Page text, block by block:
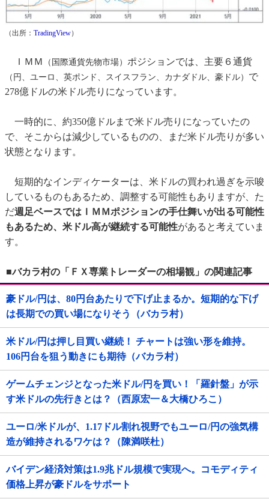
（出所： TradingView）
ＩＭＭ （国際通貨先物市場） ポジションでは、主要６通貨
（円、ユーロ、英ポンド、スイスフラン、カナダドル、豪ドル） で
278億ドルの米ドル売りになっています。
一時的に、約350億ドルまで米ドル売りになっていたの
で、そこからは減少しているものの、まだ米ドル売りが多い
状態となります。
短期的なインディケーターは、米ドルの買われ過ぎを示唆
しているものもあるため、調整する可能性もありますが、た
だ週足ベースではＩＭＭポジションの手仕舞いが出る可能性
もあるため、米ドル高が継続する可能性があると考えていま
す。
■バカラ村の「ＦＸ専業トレーダーの相場観」の関連記事
豪ドル/円は、80円台あたりで下げ止まるか。短期的な下げ
は長期での買い場になりそう（バカラ村）
米ドル/円は押し目買い継続！ チャートは強い形を維持。
106円台を狙う動きにも期待（バカラ村）
ゲームチェンジとなった米ドル/円を買い！「羅針盤」が示
す米ドルの先行きとは？（西原宏一＆大橋ひろこ）
ユーロ/米ドルが、1.17ドル割れ視野でもユーロ/円の強気構
造が維持されるワケは？（陳満咲杜）
バイデン経済対策は1.9兆ドル規模で実現へ。コモディティ
価格上昇が豪ドルをサポート